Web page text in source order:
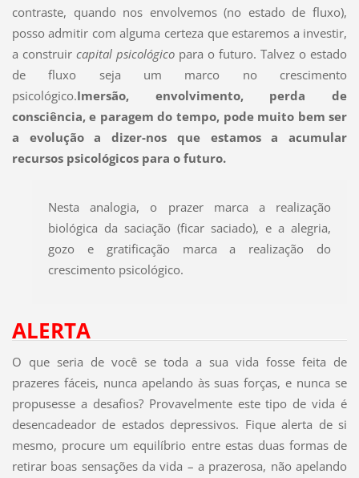
contraste, quando nos envolvemos (no estado de fluxo),
posso admitir com alguma certeza que estaremos a investir,
a construir capital psicológico para o futuro. Talvez o estado
de fluxo seja um marco no crescimento
psicológico.Imersão, envolvimento, perda de
consciência, e paragem do tempo, pode muito bem ser
a evolução a dizer-nos que estamos a acumular
recursos psicológicos para o futuro.
Nesta analogia, o prazer marca a realização
biológica da saciação (ficar saciado), e a alegria,
gozo e gratificação marca a realização do
crescimento psicológico.
ALERTA
O que seria de você se toda a sua vida fosse feita de
prazeres fáceis, nunca apelando às suas forças, e nunca se
propusesse a desafios? Provavelmente este tipo de vida é
desencadeador de estados depressivos. Fique alerta de si
mesmo, procure um equilíbrio entre estas duas formas de
retirar boas sensações da vida – a prazerosa, não apelando